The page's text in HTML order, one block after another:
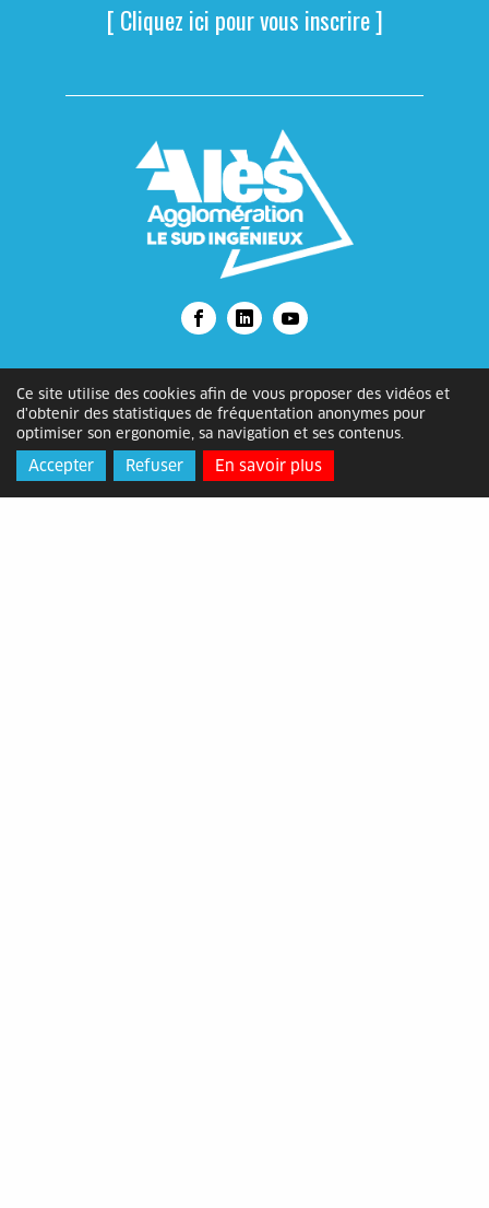
Ce site utilise des cookies afin de vous proposer des vidéos et
d'obtenir des statistiques de fréquentation anonymes pour
optimiser son ergonomie, sa navigation et ses contenus.
Accepter Refuser En savoir plus
[ Cliquez ici pour vous inscrire ]
Alès Agglomération
Adresse: Bâtiment ATOME, 2 rue
Michelet, 30105 Alès Cédex
Horaires: du lundi au vendredi de